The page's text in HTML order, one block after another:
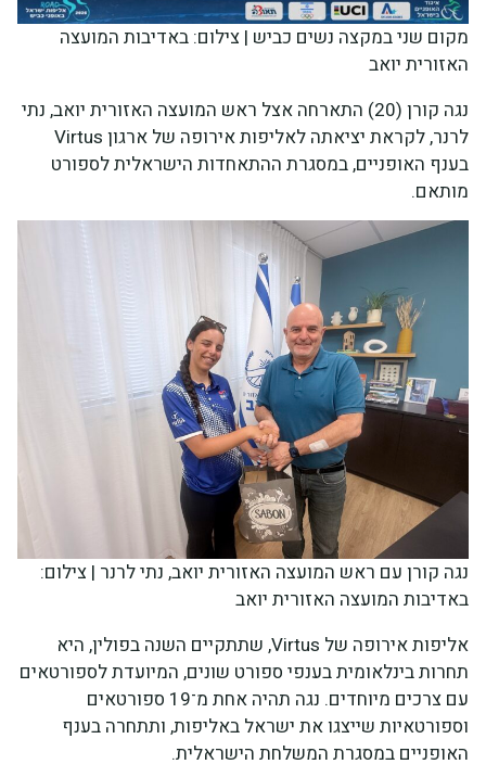
מקום שני במקצה נשים כביש | צילום: באדיבות המועצה
האזורית יואב
נגה קורן (20) התארחה אצל ראש המועצה האזורית יואב, נתי
לרנר, לקראת יציאתה לאליפות אירופה של ארגון Virtus
בענף האופניים, במסגרת ההתאחדות הישראלית לספורט
מותאם.
נגה קורן עם ראש המועצה האזורית יואב, נתי לרנר | צילום:
באדיבות המועצה האזורית יואב
אליפות אירופה של Virtus, שתתקיים השנה בפולין, היא
תחרות בינלאומית בענפי ספורט שונים, המיועדת לספורטאים
עם צרכים מיוחדים. נגה תהיה אחת מ־19 ספורטאים
וספורטאיות שייצגו את ישראל באליפות, ותתחרה בענף
האופניים במסגרת המשלחת הישראלית.